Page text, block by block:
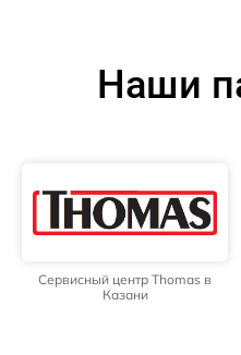
Наши
Сервисный центр Thomas в
Казани